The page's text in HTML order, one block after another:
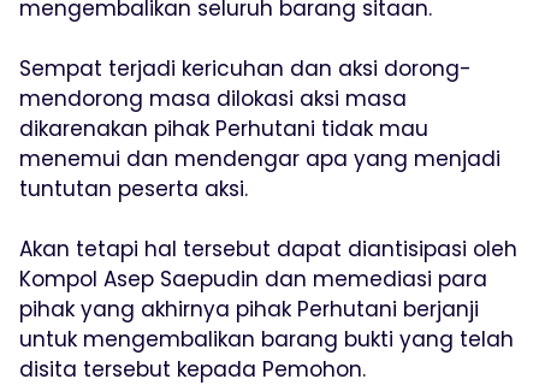
mengembalikan seluruh barang sitaan.
Sempat terjadi kericuhan dan aksi dorong-
mendorong masa dilokasi aksi masa
dikarenakan pihak Perhutani tidak mau
menemui dan mendengar apa yang menjadi
tuntutan peserta aksi.
Akan tetapi hal tersebut dapat diantisipasi oleh
Kompol Asep Saepudin dan memediasi para
pihak yang akhirnya pihak Perhutani berjanji
untuk mengembalikan barang bukti yang telah
disita tersebut kepada Pemohon.